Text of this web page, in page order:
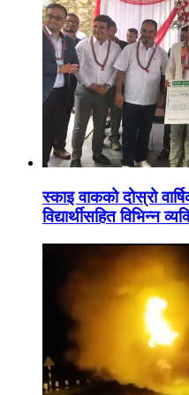
स्काइ वाकको दोस्रो
विद्यार्थीसहित विभिन्न